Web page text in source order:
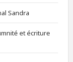
Sandra
et écriture